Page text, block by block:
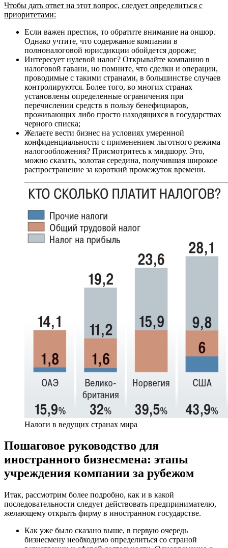
Чтобы дать ответ на этот вопрос, следует определиться с
приоритетами:
Если важен престиж, то обратите внимание на оншор.
Однако учтите, что содержание компании в
полноналоговой юрисдикции обойдется дороже;
Интересует нулевой налог? Открывайте компанию в
налоговой гавани, но помните, что сделки и операции,
проводимые с такими странами, в большинстве случаев
контролируются. Более того, во многих странах
установлены определенные ограничения при
перечислении средств в пользу бенефициаров,
проживающих либо просто находящихся в государствах
черного списка;
Желаете вести бизнес на условиях умеренной
конфиденциальности с применением льготного режима
налогообложения? Присмотритесь к мидшору. Это,
можно сказать, золотая середина, получившая широкое
распространение за короткий промежуток времени.
Налоги в ведущих странах мира
Пошаговое руководство для
иностранного бизнесмена: этапы
учреждения компании за рубежом
Итак, рассмотрим более подробно, как и в какой
последовательности следует действовать предпринимателю,
желающему открыть фирму в иностранном государстве.
Как уже было сказано выше, в первую очередь
бизнесмену необходимо определиться со страной